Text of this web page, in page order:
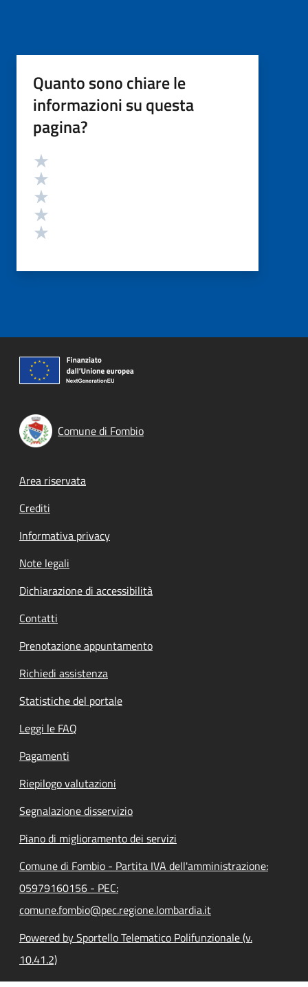
Quanto sono chiare le
informazioni su questa
pagina?
Valutazione
Comune di Fombio
Footer menu
Area riservata
Crediti
Informativa privacy
Note legali
Dichiarazione di accessibilità
Contatti
Prenotazione appuntamento
Richiedi assistenza
Statistiche del portale
Leggi le FAQ
Pagamenti
Riepilogo valutazioni
Segnalazione disservizio
Piano di miglioramento dei servizi
Comune di Fombio - Partita IVA dell'amministrazione:
05979160156 - PEC:
comune.fombio@pec.regione.lombardia.it
Powered by Sportello Telematico Polifunzionale (v.
10.41.2)